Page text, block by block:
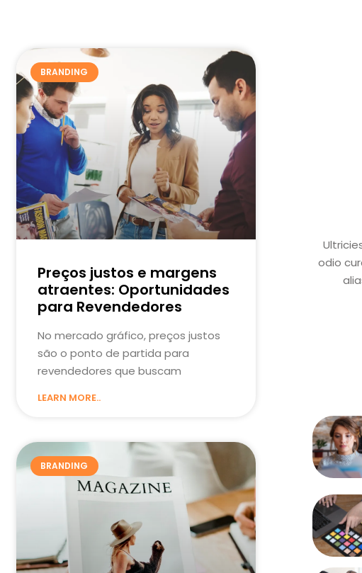
BRANDING
Preços justos e margens
atraentes: Oportunidades
para Revendedores
No mercado gráfico, preços justos
são o ponto de partida para
revendedores que buscam
LEARN MORE..
BRANDING
odio